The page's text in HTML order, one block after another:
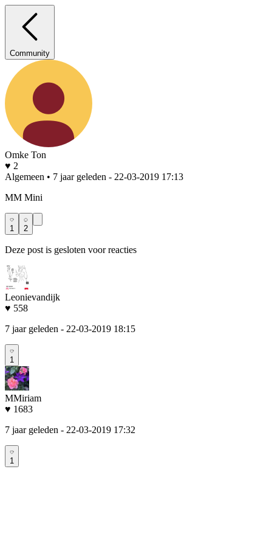
Community
Omke Ton
♥ 2
Algemeen • 7 jaar geleden - 22-03-2019 17:13
MM Mini
1 2
Deze post is gesloten voor reacties
Leonievandijk
♥ 558
7 jaar geleden - 22-03-2019 18:15
1
MMiriam
♥ 1683
7 jaar geleden - 22-03-2019 17:32
1